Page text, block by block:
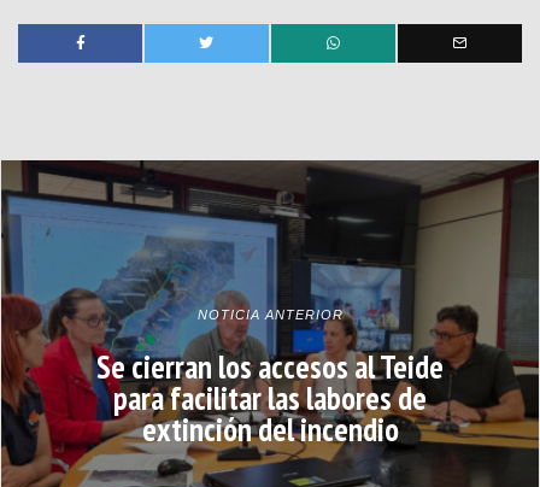
NOTICIA ANTERIOR
Se cierran los accesos al Teide
para facilitar las labores de
extinción del incendio